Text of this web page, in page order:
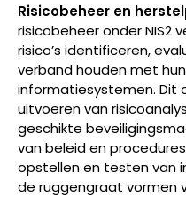
Risicobeheer en
risicobeheer onder NIS2
risico’s identificeren,
verband houden met
informatiesystemen.
uitvoeren van
geschikte
van beleid en
opstellen en testen van
de ruggengraat vormen